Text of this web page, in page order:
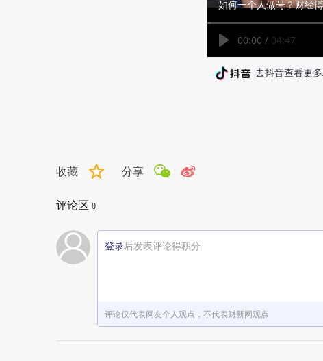
收藏 分享
评论区 0
登录后发表评论得积分
评论仅代表网友个人观点，不代表财新网观点